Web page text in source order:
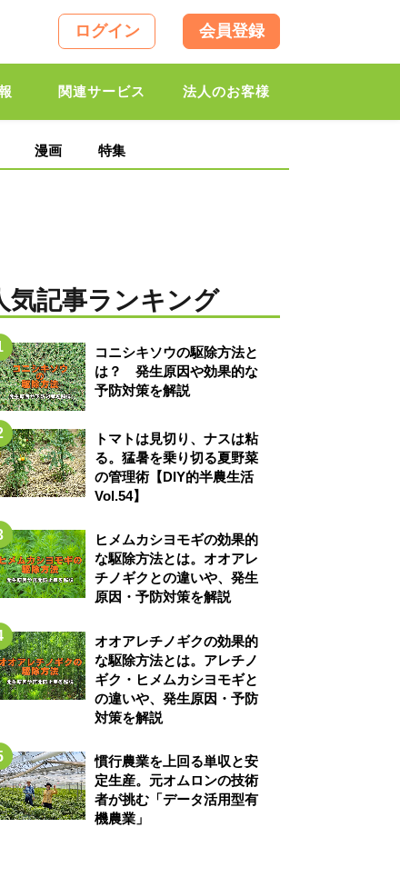
ログイン 会員登録
関連サービス 法人のお客様
漫画 特集
気記事ランキング
コニシキソウの駆除方法と
は？ 発生原因や効果的な
予防対策を解説
トマトは見切り、ナスは粘
る。猛暑を乗り切る夏野菜
の管理術【DIY的半農生活
Vol.54】
ヒメムカシヨモギの効果的
な駆除方法とは。オオアレ
チノギクとの違いや、発生
原因・予防対策を解説
オオアレチノギクの効果的
な駆除方法とは。アレチノ
ギク・ヒメムカシヨモギと
の違いや、発生原因・予防
対策を解説
慣行農業を上回る単収と安
定生産。元オムロンの技術
者が挑む「データ活用型有
機農業」